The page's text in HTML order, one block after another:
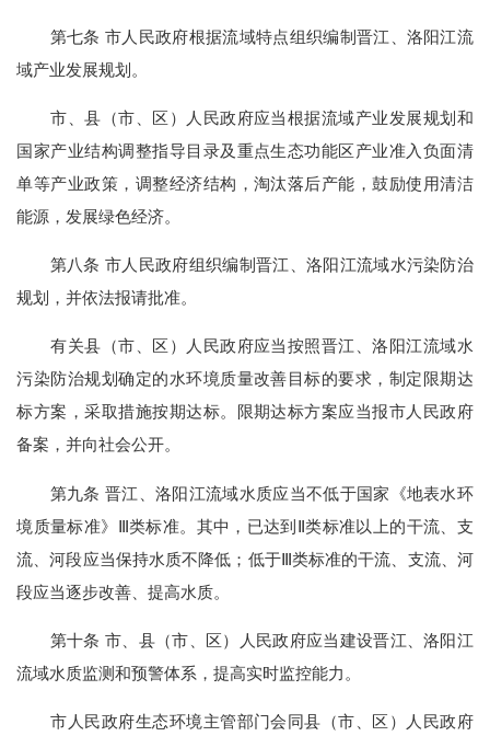
第七条 市人民政府根据流域特点组织编制晋江、洛阳江流
域产业发展规划。
市、县（市、区）人民政府应当根据流域产业发展规划和
国家产业结构调整指导目录及重点生态功能区产业准入负面清
单等产业政策，调整经济结构，淘汰落后产能，鼓励使用清洁
能源，发展绿色经济。
第八条 市人民政府组织编制晋江、洛阳江流域水污染防治
规划，并依法报请批准。
有关县（市、区）人民政府应当按照晋江、洛阳江流域水
污染防治规划确定的水环境质量改善目标的要求，制定限期达
标方案，采取措施按期达标。限期达标方案应当报市人民政府
备案，并向社会公开。
第九条 晋江、洛阳江流域水质应当不低于国家《地表水环
境质量标准》Ⅲ类标准。其中，已达到Ⅱ类标准以上的干流、支
流、河段应当保持水质不降低；低于Ⅲ类标准的干流、支流、河
段应当逐步改善、提高水质。
第十条 市、县（市、区）人民政府应当建设晋江、洛阳江
流域水质监测和预警体系，提高实时监控能力。
市人民政府生态环境主管部门会同县（市、区）人民政府